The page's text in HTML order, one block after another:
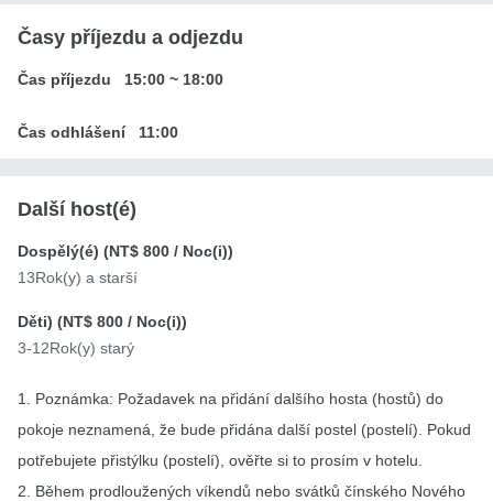
Časy příjezdu a odjezdu
Čas příjezdu 15:00 ~ 18:00
Čas odhlášení 11:00
Další host(é)
Dospělý(é) (NT$ 800 / Noc(i))
13Rok(y) a starší
Děti) (NT$ 800 / Noc(i))
3-12Rok(y) starý
1. Poznámka: Požadavek na přidání dalšího hosta (hostů) do
pokoje neznamená, že bude přidána další postel (postelí). Pokud
potřebujete přistýlku (postelí), ověřte si to prosím v hotelu.
2. Během prodloužených víkendů nebo svátků čínského Nového